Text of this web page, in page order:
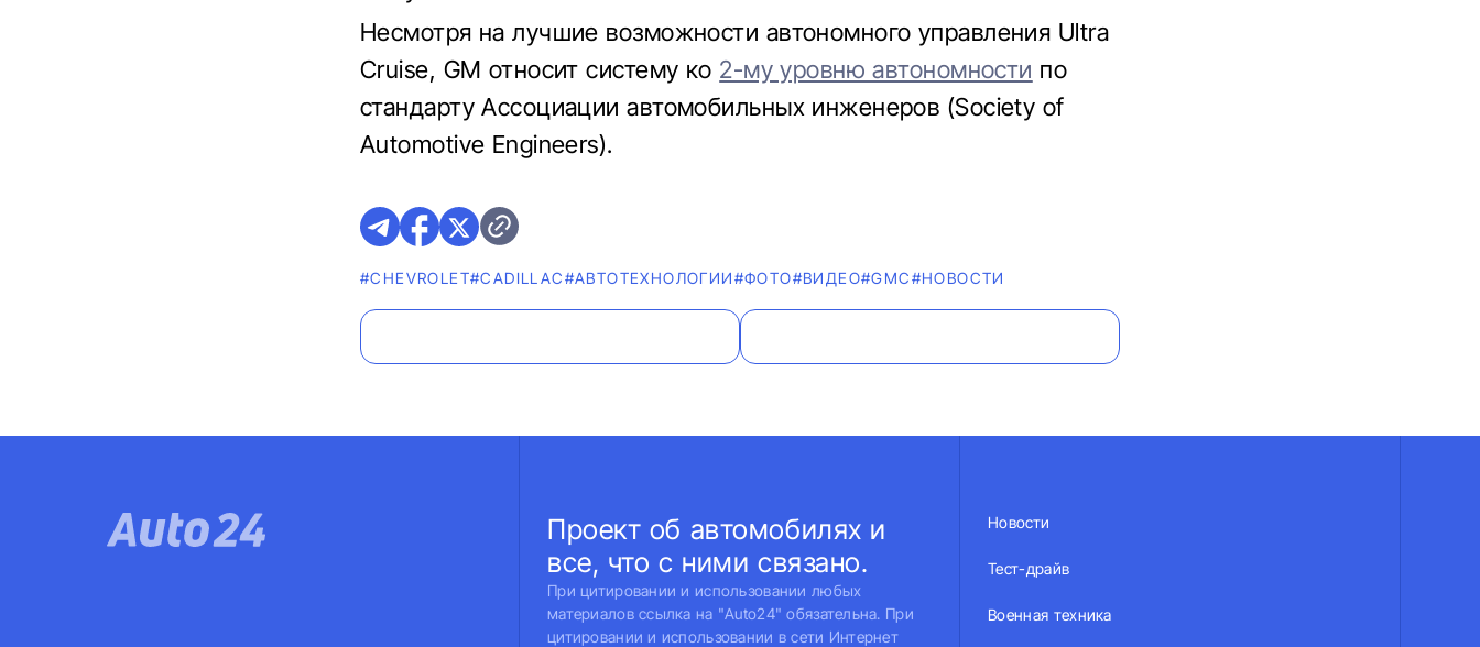
Несмотря на лучшие возможности автономного управления Ultra
Cruise, GM относит систему ко 2-му уровню автономности по
стандарту Ассоциации автомобильных инженеров (Society of
Automotive Engineers).
#CHEVROLET#CADILLAC#АВТОТЕХНОЛОГИИ#ФОТО#ВИДЕО#GMC#НОВОСТИ
Проект об автомобилях и
все, что с ними связано.
При цитировании и использовании любых
материалов ссылка на "Auto24" обязательна. При
цитировании и использовании в сети Интернет
Новости
Тест-драйв
Военная техника